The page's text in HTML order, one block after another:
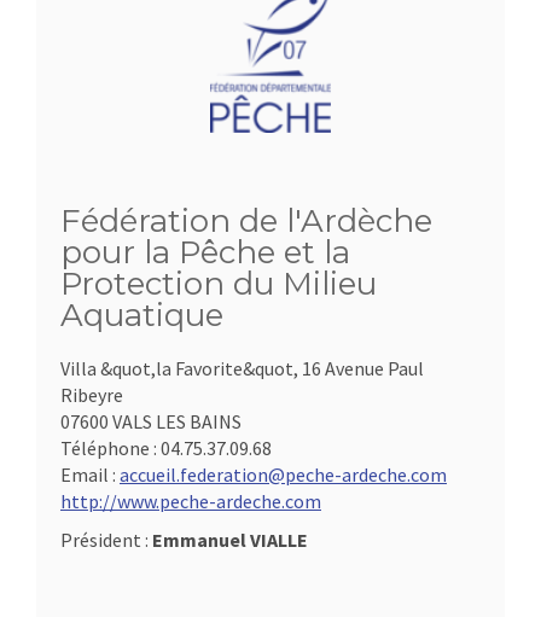
Fédération de l'Ardèche
pour la Pêche et la
Protection du Milieu
Aquatique
Villa &quot,la Favorite&quot, 16 Avenue Paul
Ribeyre
07600 VALS LES BAINS
Téléphone : 04.75.37.09.68
Email : accueil.federation@peche-ardeche.com
http://www.peche-ardeche.com
Président : Emmanuel VIALLE